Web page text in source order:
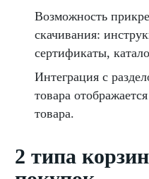
Возможность
скачивания:
сертификаты,
Интеграция с
товара
товара.
2 типа